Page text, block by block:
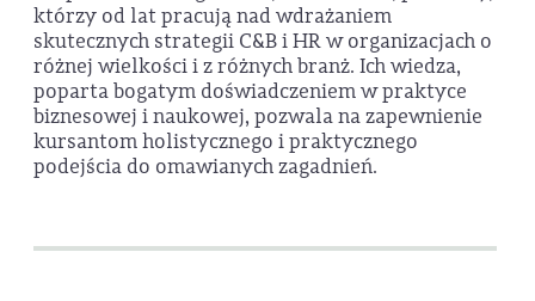
którzy od lat pracują nad wdrażaniem
skutecznych strategii C&B i HR w organizacjach o
różnej wielkości i z różnych branż. Ich wiedza,
poparta bogatym doświadczeniem w praktyce
biznesowej i naukowej, pozwala na zapewnienie
kursantom holistycznego i praktycznego
podejścia do omawianych zagadnień.